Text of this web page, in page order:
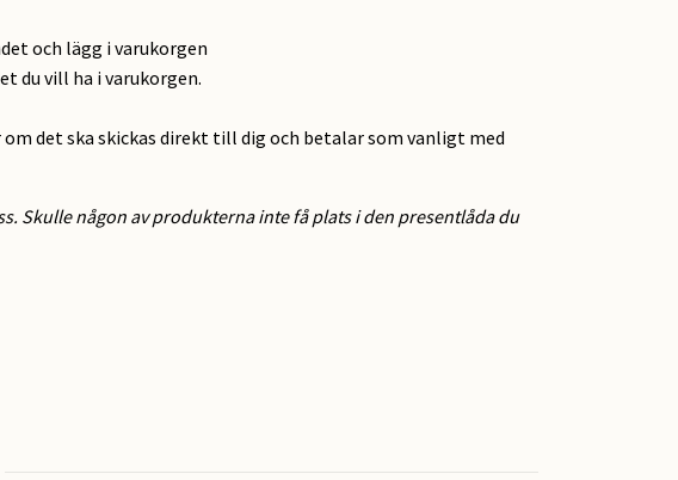
och lägg i varukorgen
du vill ha i varukorgen.
det ska skickas direkt till dig och betalar som vanligt med
Skulle någon av produkterna inte få plats i den presentlåda du